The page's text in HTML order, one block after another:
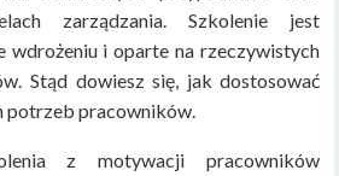
zarządzania. Szkolenie jest
wdrożeniu i oparte na rzeczywistych
Stąd dowiesz się, jak dostosować
potrzeb pracowników.
z motywacji pracowników